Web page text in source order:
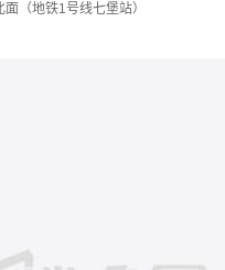
（地铁1号线七堡站）